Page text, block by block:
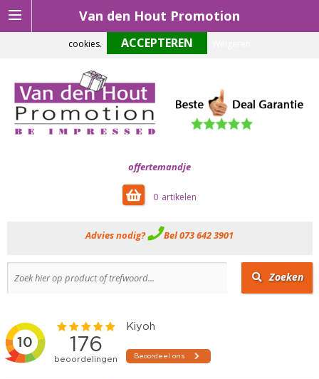
Van den Hout Promotion
offertemandje
0
Advies nodig? Bel 073 642 3901
Zoeken
Om onze website optimaal te laten functioneren maken wij gebruik van
cookies.